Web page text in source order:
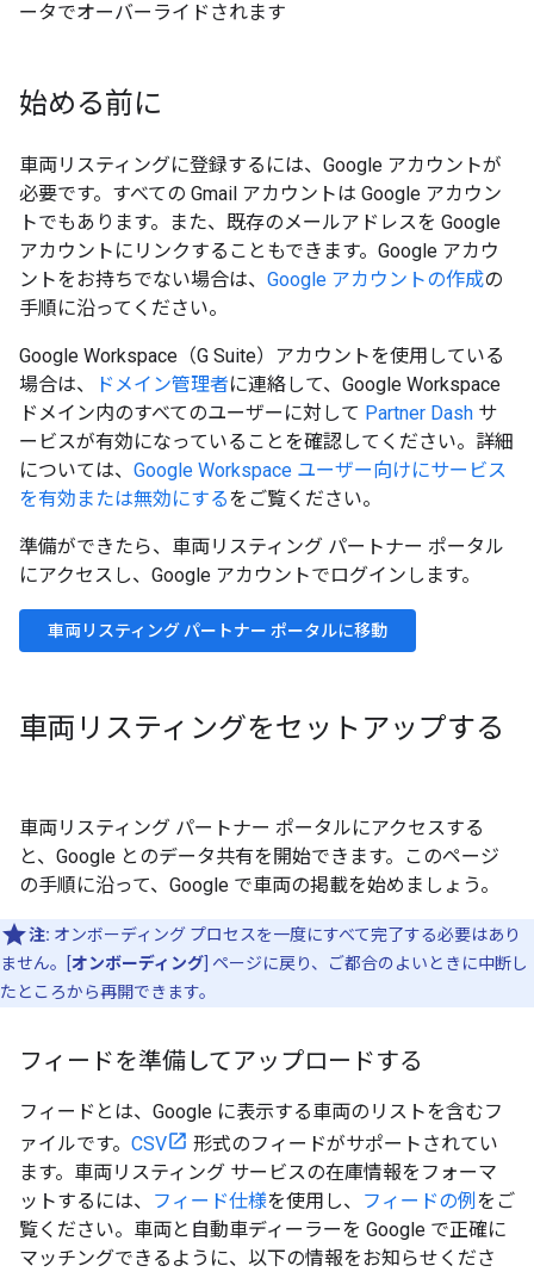
ータでオーバーライドされます
始める前に
車両リスティングに登録するには、Google アカウントが
必要です。すべての Gmail アカウントは Google アカウン
トでもあります。また、既存のメールアドレスを Google
アカウントにリンクすることもできます。Google アカウ
ントをお持ちでない場合は、 Google アカウントの作成の
手順に沿ってください。
Google Workspace（G Suite）アカウントを使用している
場合は、
ドメイン管理者に連絡して、Google Workspace
ドメイン内のすべてのユーザーに対して Partner Dash サ
ービスが有効になっていることを確認してください。詳細
については、 Google Workspace ユーザー向けにサービス
を有効または無効にするをご覧ください。
準備ができたら、車両リスティング パートナー ポータル
にアクセスし、Google アカウントでログインします。
車両リスティング パートナー ポータルに移動
車両リスティングをセットアップする
車両リスティング パートナー ポータルにアクセスする
と、Google とのデータ共有を開始できます。このページ
の手順に沿って、Google で車両の掲載を始めましょう。
注: オンボーディング プロセスを一度にすべて完了する必要はあり
ません。[オンボーディング ] ページに戻り、ご都合のよいときに中断し
たところから再開できます。
フィードを準備してアップロードする
フィードとは、Google に表示する車両のリストを含むフ
ァイルです。 CSV
形式のフィードがサポートされてい
ます。車両リスティング サービスの在庫情報をフォーマ
ットするには、
フィード仕様を使用し、 フィードの例 をご
覧ください。車両と自動車ディーラーを Google で正確に
マッチングできるように、以下の情報をお知らせくださ